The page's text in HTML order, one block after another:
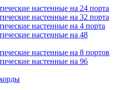
настенные на 24 порта
настенные на 32 порта
настенные на 4 порта
настенные на 48
настенные на 8 портов
настенные на 96